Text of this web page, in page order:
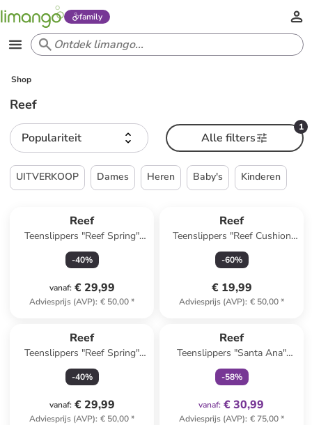
family
Shop
Reef
Populariteit
1
Alle filters
UITVERKOOP Dames Heren Baby's Kinderen
Reef
Teenslippers "Reef Spring"
lichtroze
-40%
vanaf: € 29,99
Adviesprijs (AVP): € 50,00*
Reef
Teenslippers "Reef Cushion
Sands" lichtbruin
-60%
€ 19,99
Adviesprijs (AVP): € 50,00*
Reef
Teenslippers "Reef Spring"
beige
-40%
vanaf: € 29,99
Adviesprijs (AVP): € 50,00*
Reef
Teenslippers "Santa Ana"
zwart
-58%
vanaf: € 30,99
Adviesprijs (AVP): € 75,00*